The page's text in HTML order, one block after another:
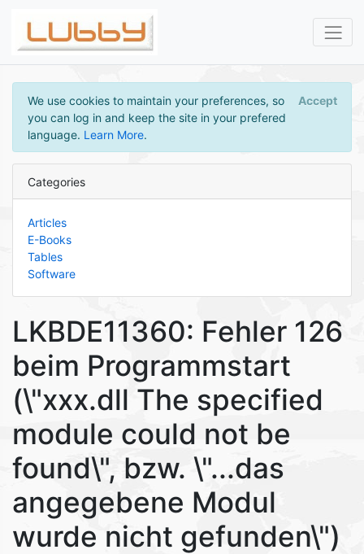
We use cookies to maintain your preferences, so
you can log in and keep the site in your prefered
language. Learn More.
Accept
Categories
Articles
E-Books
Tables
Software
LKBDE11360: Fehler 126
beim Programmstart
(\"xxx.dll The specified
module could not be
found\", bzw. \"...das
angegebene Modul
wurde nicht gefunden\")